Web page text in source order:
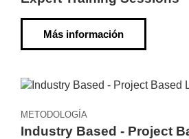
Más información
METODOLOGÍA
Industry Based - Project